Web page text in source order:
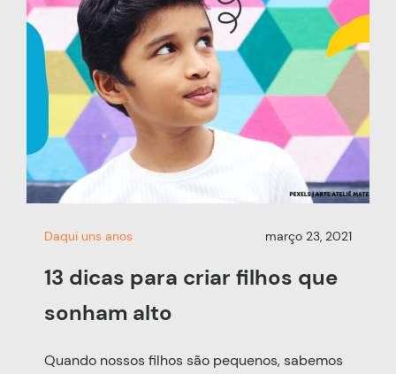
Daqui uns anos março 23, 2021
13 dicas para criar filhos que
sonham alto
Quando nossos filhos são pequenos, sabemos